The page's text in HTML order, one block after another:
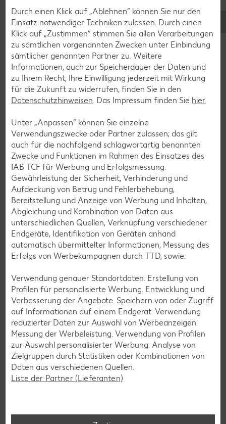
Bowle-Rezepte
Cocktail-Rezepte
Avocado-Rezepte
Erdbeer-Rezepte
Blaubeer-Rezepte
Bananen-Rezepte
Zurück zu allen Rezepten
Glutenfreie Rezepte
Wer auf Gluten verzichtet, muss nicht automatisch auf
Vielfalt und Geschmack verzichten. Ob süß oder herzhaft –
mit unseren glutenfreien Rezepten zauberst du dir Gerichte,
Durch einen Klick auf „Ablehnen“ können Sie nur den
Einsatz notwendiger Techniken zulassen. Durch einen
Klick auf „Zustimmen“ stimmen Sie allen Verarbeitungen
zu sämtlichen vorgenannten Zwecken unter Einbindung
sämtlicher genannten Partner zu. Weitere
Informationen, auch zur Speicherdauer der Daten und
zu Ihrem Recht, Ihre Einwilligung jederzeit mit Wirkung
für die Zukunft zu widerrufen, finden Sie in den
Datenschutzhinweisen . Das Impressum finden Sie hier.
Unter „Anpassen“ können Sie einzelne
Verwendungszwecke oder Partner zulassen; das gilt
auch für die nachfolgend schlagwortartig benannten
Zwecke und Funktionen im Rahmen des Einsatzes des
IAB TCF für Werbung und Erfolgsmessung:
Gewährleistung der Sicherheit, Verhinderung und
Aufdeckung von Betrug und Fehlerbehebung,
Bereitstellung und Anzeige von Werbung und Inhalten,
Abgleichung und Kombination von Daten aus
unterschiedlichen Quellen, Verknüpfung verschiedener
Endgeräte, Identifikation von Geräten anhand
automatisch übermittelter Informationen, Messung des
Erfolgs von Werbekampagnen durch TTD, sowie:
Verwendung genauer Standortdaten. Erstellung von
Profilen für personalisierte Werbung. Entwicklung und
Verbesserung der Angebote. Speichern von oder Zugriff
auf Informationen auf einem Endgerät. Verwendung
reduzierter Daten zur Auswahl von Werbeanzeigen.
Messung der Werbeleistung. Verwendung von Profilen
zur Auswahl personalisierter Werbung. Analyse von
Zielgruppen durch Statistiken oder Kombinationen von
Daten aus verschiedenen Quellen.
Liste der Partner (Lieferanten)